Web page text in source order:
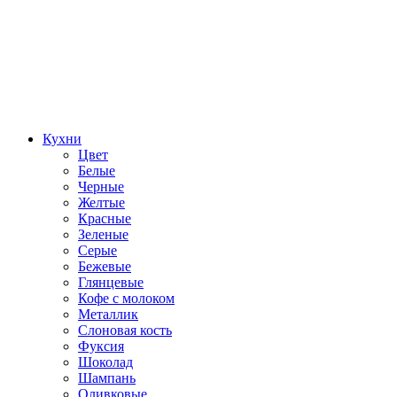
Кухни
Цвет
Белые
Черные
Желтые
Красные
Зеленые
Серые
Бежевые
Глянцевые
Кофе с молоком
Металлик
Слоновая кость
Фуксия
Шоколад
Шампань
Оливковые